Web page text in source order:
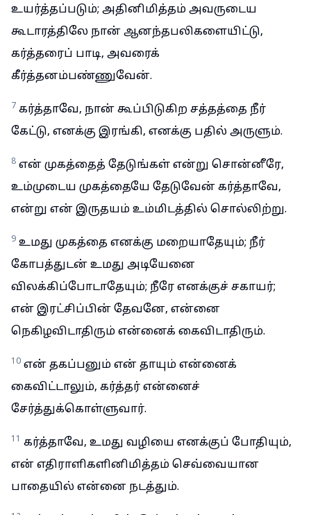
உயர்த்தப்படும்; அதினிமித்தம் அவருடைய
கூடாரத்திலே நான் ஆனந்தபலிகளையிட்டு,
கர்த்தரைப் பாடி, அவரைக்
கீர்த்தனம்பண்ணுவேன்.
7 கர்த்தாவே, நான் கூப்பிடுகிற சத்தத்தை நீர்
கேட்டு, எனக்கு இரங்கி, எனக்கு பதில் அருளும்.
8 என் முகத்தைத் தேடுங்கள் என்று சொன்னீரே,
உம்முடைய முகத்தையே தேடுவேன் கர்த்தாவே,
என்று என் இருதயம் உம்மிடத்தில் சொல்லிற்று.
9 உமது முகத்தை எனக்கு மறையாதேயும்; நீர்
கோபத்துடன் உமது அடியேனை
விலக்கிப்போடாதேயும்; நீரே எனக்குச் சகாயர்;
என் இரட்சிப்பின் தேவனே, என்னை
நெகிழவிடாதிரும் என்னைக் கைவிடாதிரும்.
10 என் தகப்பனும் என் தாயும் என்னைக்
கைவிட்டாலும், கர்த்தர் என்னைச்
சேர்த்துக்கொள்ளுவார்.
11 கர்த்தாவே, உமது வழியை எனக்குப் போதியும்,
என் எதிராளிகளினிமித்தம் செவ்வையான
பாதையில் என்னை நடத்தும்.